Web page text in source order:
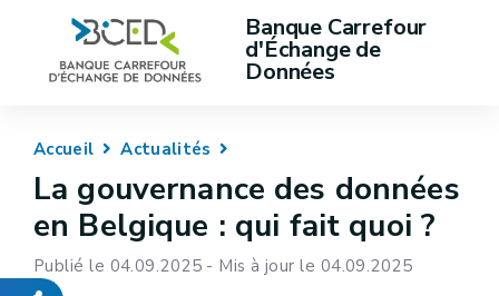
Banque Carrefour
d'Échange de
Données
Accueil Actualités
La gouvernance des données
en Belgique : qui fait quoi ?
Publié le 04.09.2025 - Mis à jour le 04.09.2025